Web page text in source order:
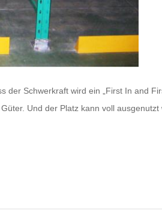
der Schwerkraft wird ein „First In and
Und der Platz kann voll ausgenutzt